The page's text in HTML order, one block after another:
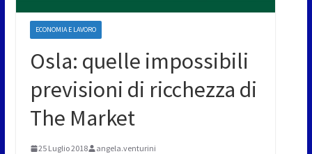
ECONOMIA E LAVORO
Osla: quelle impossibili
previsioni di ricchezza di
The Market
25 Luglio 2018
angela.venturini